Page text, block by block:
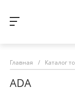
Главная / Каталог
ADA